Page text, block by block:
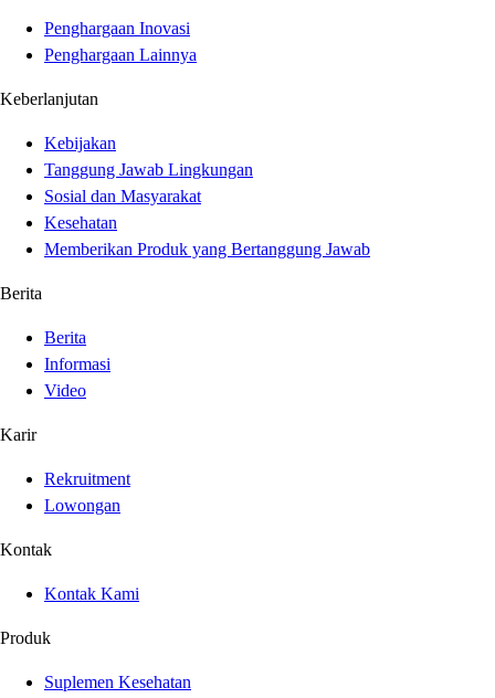
Penghargaan Inovasi
Penghargaan Lainnya
Keberlanjutan
Kebijakan
Tanggung Jawab Lingkungan
Sosial dan Masyarakat
Kesehatan
Memberikan Produk yang Bertanggung Jawab
Berita
Berita
Informasi
Video
Karir
Rekruitment
Lowongan
Kontak
Kontak Kami
Produk
Suplemen Kesehatan